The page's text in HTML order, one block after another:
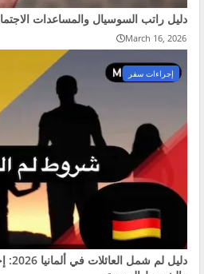
دليل راتب السوسيال والمساعدات
March 16, 2026
إجراءات سفر
دليل